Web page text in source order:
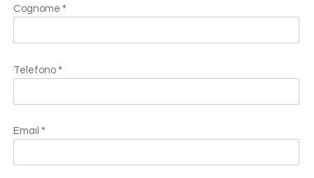
Cognome *
Telefono *
Email *